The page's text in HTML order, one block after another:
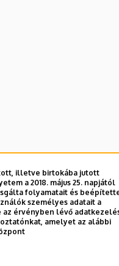
|Külső személyek
illetve birtokába jutott
a 2018. május 25. napjától
folyamatait és
személyes adatait a
érvényben lévő
amelyet az alábbi